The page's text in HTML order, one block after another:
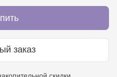
заказ
скидки